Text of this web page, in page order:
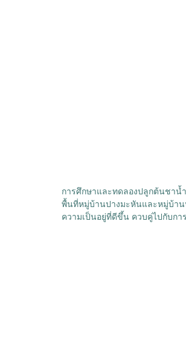
การศึกษาและทดลองปลูกต้นชาน้
พื้นที่หมู่บ้านปางมะหันและหมู่บ้าน
ความเป็นอยู่ที่ดีขึ้น ควบคู่ไปกับก